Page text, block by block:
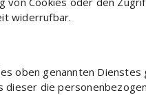
widerrufbar.
oben genannten
die